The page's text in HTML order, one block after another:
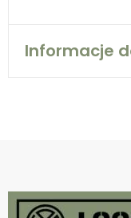
Informacje